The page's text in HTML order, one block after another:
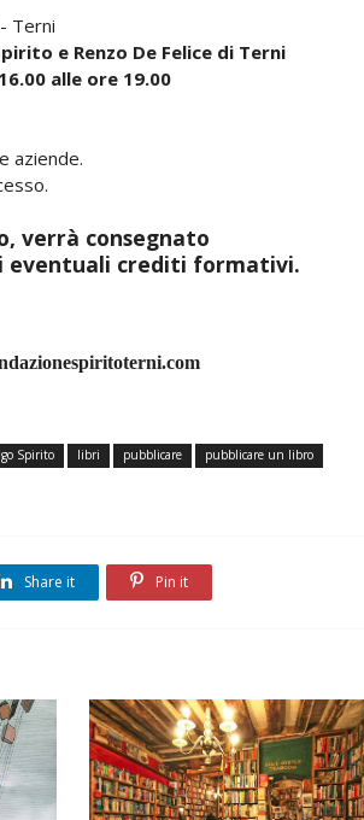
Terni
e Renzo De Felice di Terni
alle ore 19.00
aziende.
verrà consegnato
eventuali crediti formativi.
Spirito libri pubblicare
pubblicare un libro
Share it Pin it